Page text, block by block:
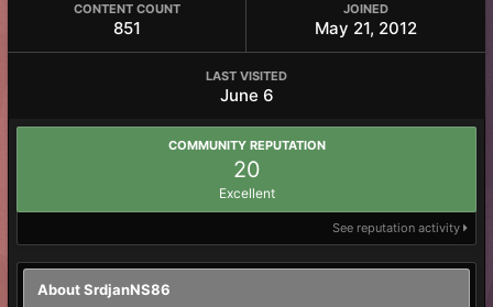
CONTENT COUNT
851
JOINED
May 21, 2012
LAST VISITED
June 6
COMMUNITY REPUTATION
20
Excellent
See reputation activity
About SrdjanNS86